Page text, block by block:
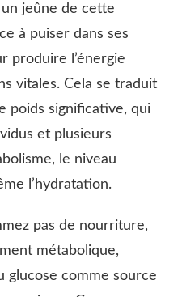
un jeûne de cette
à puiser dans ses
produire l’énergie
vitales. Cela se traduit
poids significative, qui
et plusieurs
le niveau
l’hydratation.
pas de nourriture,
métabolique,
glucose comme source